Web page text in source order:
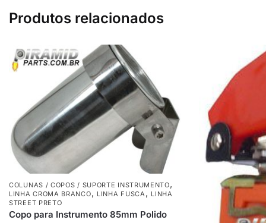
Produtos relacionados
COLUNAS / COPOS / SUPORTE INSTRUMENTO,
LINHA CROMA BRANCO, LINHA FUSCA, LINHA
STREET PRETO
Copo para Instrumento 85mm Polido